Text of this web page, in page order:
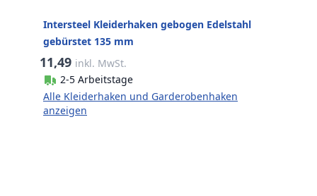
Intersteel Kleiderhaken gebogen Edelstahl
gebürstet 135 mm
11,49 inkl. MwSt.
2-5 Arbeitstage
Alle Kleiderhaken und Garderobenhaken
anzeigen